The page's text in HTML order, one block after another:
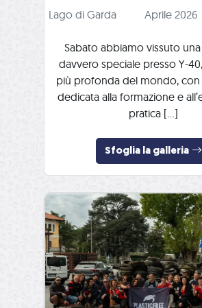
Lago di Garda Aprile 2026
Sabato abbiamo vissuto
davvero speciale presso Y-
più profonda del mondo, con
dedicata alla formazione e
pratica […]
Sfoglia la galleria